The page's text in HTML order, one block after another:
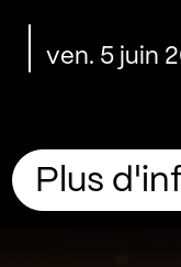
ven. 5 juin
Plus